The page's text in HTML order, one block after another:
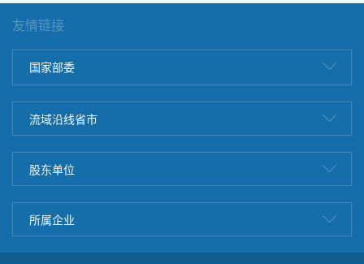
友情链接
国家部委
流域沿线省市
股东单位
所属企业